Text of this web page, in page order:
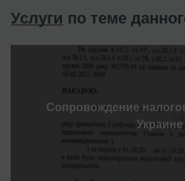
Услуги по теме
Сопровождение
Украине